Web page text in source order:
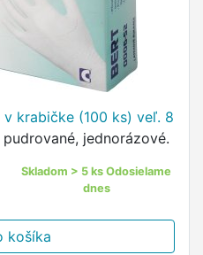
krabičke (100 ks) veľ. 8
jednorázové.
Skladom > 5 ks Odosielame
dnes